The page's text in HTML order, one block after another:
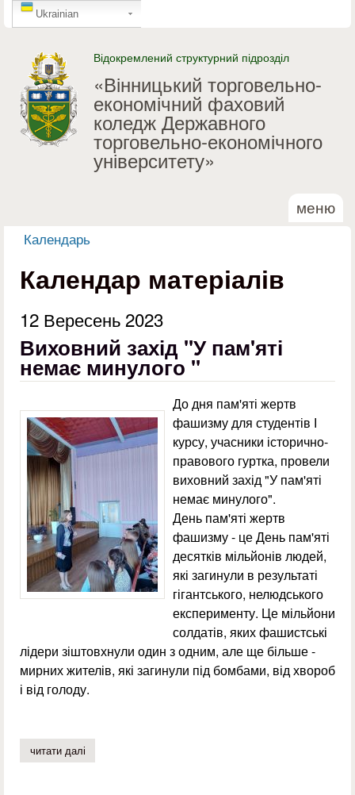
Перейти до основного
GTranslate
Ukrainian
Відокремлений структурний підрозділ
«Вінницький торговельно-
економічний фаховий
коледж Державного
торговельно-економічного
університету»
меню
Ви є тут
Календарь
Календар матеріалів
12 Вересень 2023
Виховний захід "У пам'яті
немає минулого "
До дня пам'яті жертв
фашизму для студентів І
курсу, учасники історично-
правового гуртка, провели
виховний захід "У пам'яті
немає минулого".
День пам'яті жертв
фашизму - це День пам'яті
десятків мільйонів людей,
які загинули в результаті
гігантського, нелюдського
експерименту. Це мільйони
солдатів, яких фашистські
лідери зіштовхнули один з одним, але ще більше -
мирних жителів, які загинули під бомбами, від хвороб
і від голоду.
читати далі